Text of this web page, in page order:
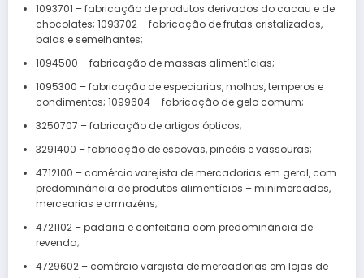
1093701 – fabricação de produtos derivados do cacau e de
chocolates; 1093702 – fabricação de frutas cristalizadas,
balas e semelhantes;
1094500 – fabricação de massas alimentícias;
1095300 – fabricação de especiarias, molhos, temperos e
condimentos; 1099604 – fabricação de gelo comum;
3250707 – fabricação de artigos ópticos;
3291400 – fabricação de escovas, pincéis e vassouras;
4712100 – comércio varejista de mercadorias em geral, com
predominância de produtos alimentícios – minimercados,
mercearias e armazéns;
4721102 – padaria e confeitaria com predominância de
revenda;
4729602 – comércio varejista de mercadorias em lojas de